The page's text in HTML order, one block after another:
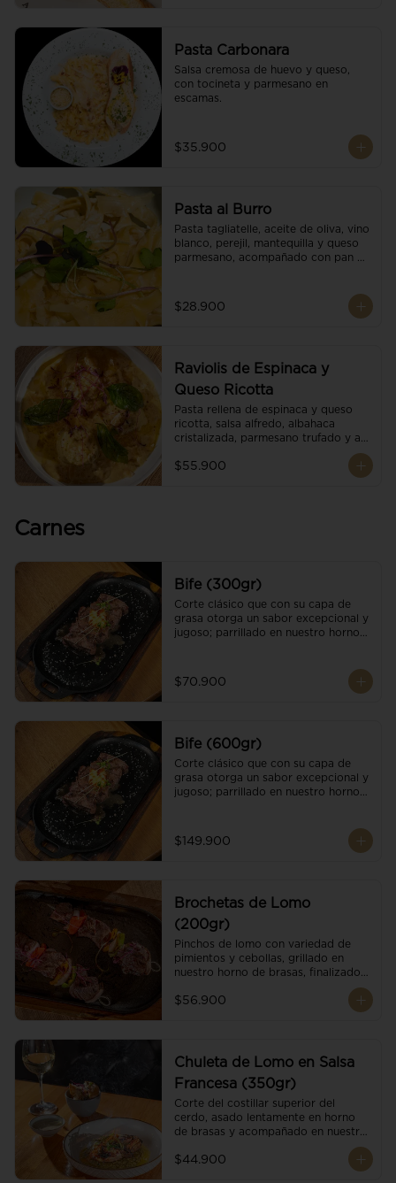
Pasta Carbonara
Salsa cremosa de huevo y queso,
con tocineta y parmesano en
escamas.
$35.900
Pasta al Burro
Pasta tagliatelle, aceite de oliva, vino
blanco, perejil, mantequilla y queso
parmesano, acompañado con pan
$28.900
Raviolis de Espinaca y
Queso Ricotta
Pasta rellena de espinaca y queso
ricotta, salsa alfredo, albahaca
cristalizada, parmesano trufado y ajo
$55.900
Carnes
Bife (300gr)
Corte clásico que con su capa de
grasa otorga un sabor excepcional y
jugoso; parrillado en nuestro horno
cristales de sal y mantequilla de ajo
y pimientos. Una guarnición a
$70.900
Bife (600gr)
Corte clásico que con su capa de
grasa otorga un sabor excepcional y
jugoso; parrillado en nuestro horno
cristales de sal y mantequilla de ajo
y pimientos. Dos guarniciones a
$149.900
Brochetas de Lomo
(200gr)
Pinchos de lomo con variedad de
pimientos y cebollas, grillado en
nuestro horno de brasas, finalizado
con cristales de sal. Acompañado de
salsa criolla.
$56.900
Chuleta de Lomo en Salsa
Francesa (350gr)
Corte del costillar superior del
cerdo, asado lentamente en horno
de brasas y acompañado en nuestra
$44.900